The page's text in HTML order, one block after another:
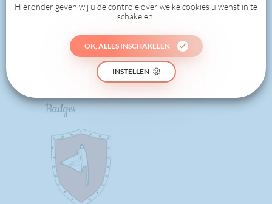
0
GEDAAN
Badges
Hieronder geven wij u de controle over welke cookies u wenst in te
schakelen.
OK, ALLES INSCHAKELEN
INSTELLEN